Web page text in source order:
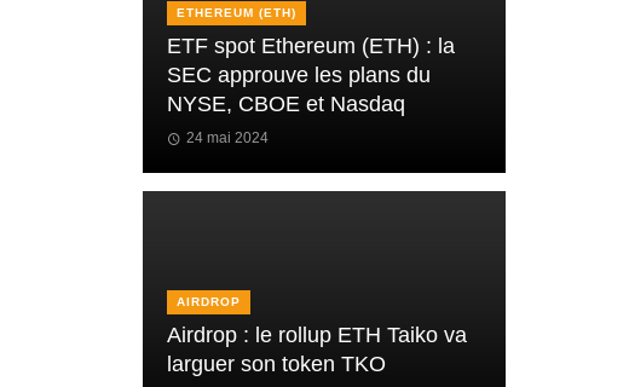
ETHEREUM (ETH)
ETF spot Ethereum (ETH) : la
SEC approuve les plans du
NYSE, CBOE et Nasdaq
24 mai 2024
AIRDROP
Airdrop : le rollup ETH Taiko va
larguer son token TKO